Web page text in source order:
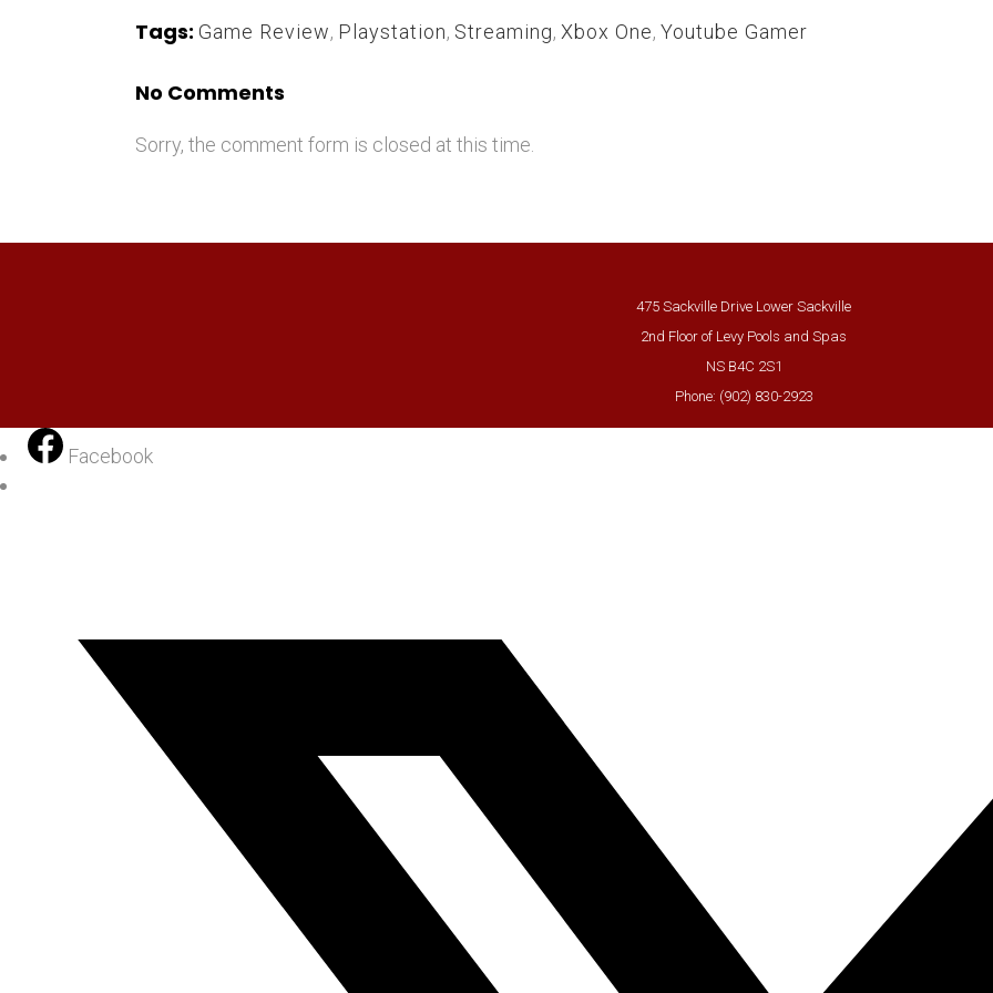
Tags: Game Review, Playstation, Streaming, Xbox One, Youtube Gamer
No Comments
Sorry, the comment form is closed at this time.
475 Sackville Drive Lower Sackville
2nd Floor of Levy Pools and Spas
NS B4C 2S1
Phone: (902) 830-2923
Facebook